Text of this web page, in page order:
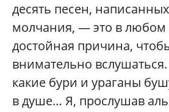
десять песен,
молчания, — это в любом
достойная причина,
внимательно
какие бури и ураганы
в душе… Я, прослушав